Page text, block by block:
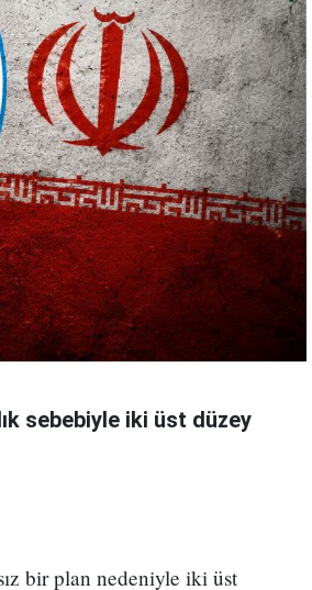
sebebiyle iki üst düzey
bir plan nedeniyle iki üst